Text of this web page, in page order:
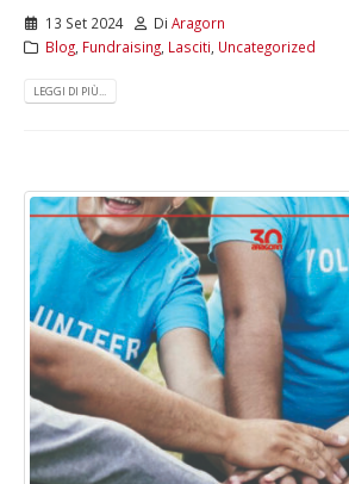
13 Set 2024 DiAragorn
Blog, Fundraising, Lasciti, Uncategorized
LEGGI DI PIÙ...